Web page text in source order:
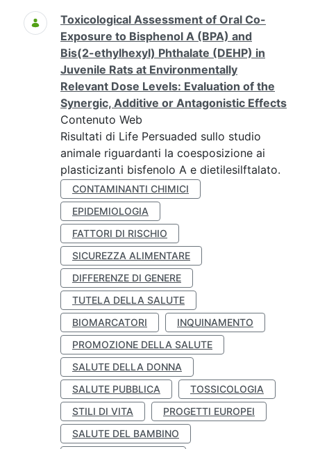
Ricerca
Toxicological Assessment of Oral Co-
Exposure to Bisphenol A (BPA) and
Bis(2-ethylhexyl) Phthalate (DEHP) in
Juvenile Rats at Environmentally
Relevant Dose Levels: Evaluation of the
Synergic, Additive or Antagonistic Effects
Contenuto Web
Risultati di Life Persuaded sullo studio
animale riguardanti la coesposizione ai
plasticizanti bisfenolo A e dietilesilftalato.
CONTAMINANTI CHIMICI
EPIDEMIOLOGIA
FATTORI DI RISCHIO
SICUREZZA ALIMENTARE
DIFFERENZE DI GENERE
TUTELA DELLA SALUTE
BIOMARCATORI
INQUINAMENTO
PROMOZIONE DELLA SALUTE
SALUTE DELLA DONNA
SALUTE PUBBLICA
TOSSICOLOGIA
STILI DI VITA
PROGETTI EUROPEI
SALUTE DEL BAMBINO